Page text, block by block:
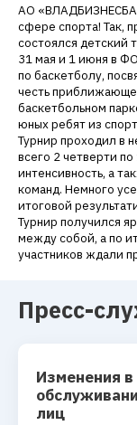
АО
сфере спорта! Так,
состоялся детский
31 мая и 1 июня в
по баскетболу,
честь
баскетбольном
юных ребят из
Турнир проходил в
всего 2 четверти
интенсивность, а
команд. Немного
итоговой
Турнир получился
между собой, а по
участников ждали
Пресс-
Изменения
лиц